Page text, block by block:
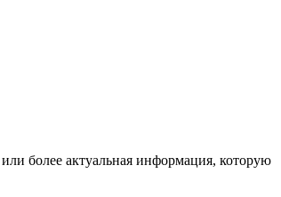
более актуальная информация, которую